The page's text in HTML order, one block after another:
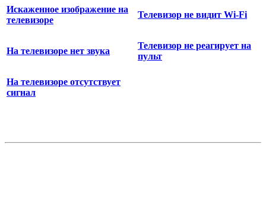
Искаженное изображение на
телевизоре
Телевизор не видит Wi-Fi
На телевизоре нет звука
Телевизор не реагирует на
пульт
На телевизоре отсутствует
сигнал